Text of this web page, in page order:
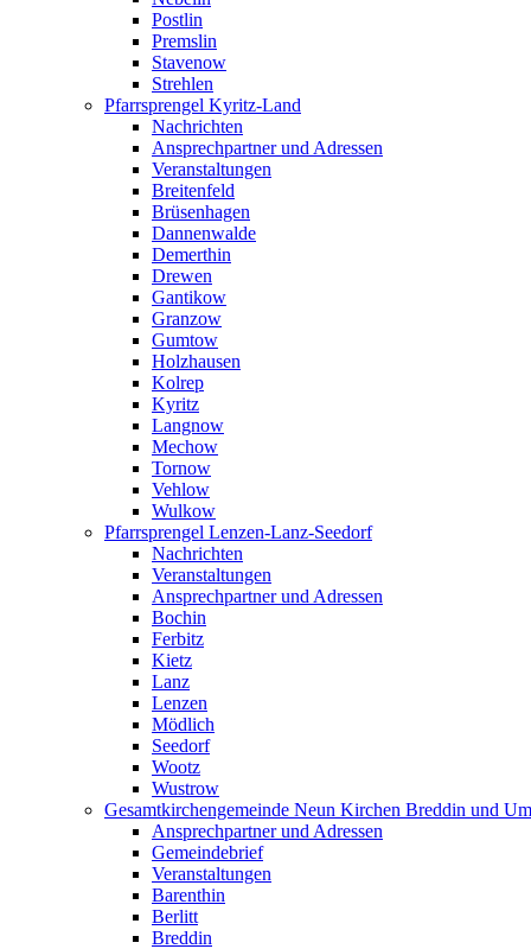
Postlin
Premslin
Stavenow
Strehlen
Pfarrsprengel Kyritz-Land
Nachrichten
Ansprechpartner und Adressen
Veranstaltungen
Breitenfeld
Brüsenhagen
Dannenwalde
Demerthin
Drewen
Gantikow
Granzow
Gumtow
Holzhausen
Kolrep
Kyritz
Langnow
Mechow
Tornow
Vehlow
Wulkow
Pfarrsprengel Lenzen-Lanz-Seedorf
Nachrichten
Veranstaltungen
Ansprechpartner und Adressen
Bochin
Ferbitz
Kietz
Lanz
Lenzen
Mödlich
Seedorf
Wootz
Wustrow
Gesamtkirchengemeinde Neun Kirchen Breddin und
Ansprechpartner und Adressen
Gemeindebrief
Veranstaltungen
Barenthin
Berlitt
Breddin